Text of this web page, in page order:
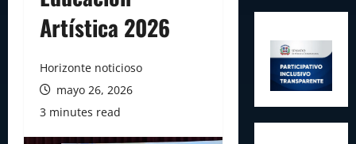
Artística 2026
Horizonte noticioso
mayo 26, 2026
3 minutes read